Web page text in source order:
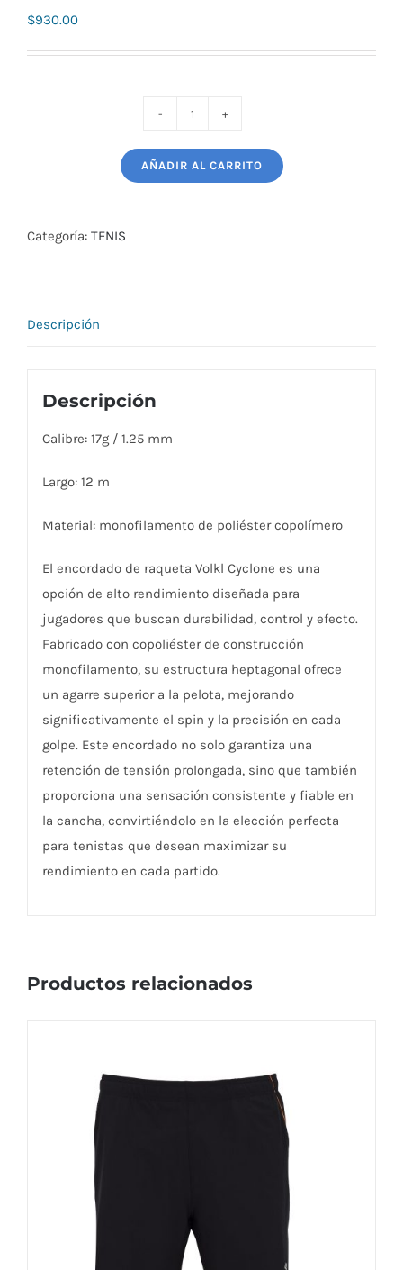
$930.00
PARA
RAQUETA
AÑADIR AL CARRITO
Categoría: TENIS
Descripción
Descripción
Calibre: 17g / 1.25 mm
Largo: 12 m
Material: monofilamento de poliéster copolímero
El encordado de raqueta Volkl Cyclone es una
opción de alto rendimiento diseñada para
jugadores que buscan durabilidad, control y efecto.
Fabricado con copoliéster de construcción
monofilamento, su estructura heptagonal ofrece
un agarre superior a la pelota, mejorando
significativamente el spin y la precisión en cada
golpe. Este encordado no solo garantiza una
retención de tensión prolongada, sino que también
proporciona una sensación consistente y fiable en
la cancha, convirtiéndolo en la elección perfecta
para tenistas que desean maximizar su
rendimiento en cada partido.
Productos relacionados